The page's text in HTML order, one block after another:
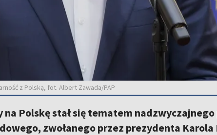
z Polską, fot. Albert Zawada/PAP
Polskę stał się tematem
zwołanego przez prezydenta